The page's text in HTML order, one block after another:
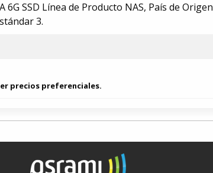
6G SSD Línea de Producto NAS, País de Origen
3.
precios preferenciales.